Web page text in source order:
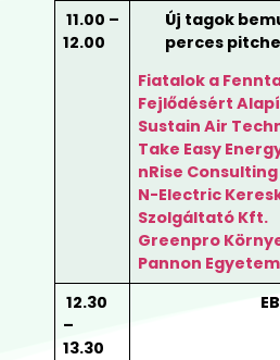
11.00 –
12.00
Új tagok
perces
Fiatalok a
Fejlődésért
Sustain Air
Take Easy
nRise
N-Electric
Szolgáltató Kft.
Greenpro
Pannon Egyetem
12.30
–
13.30